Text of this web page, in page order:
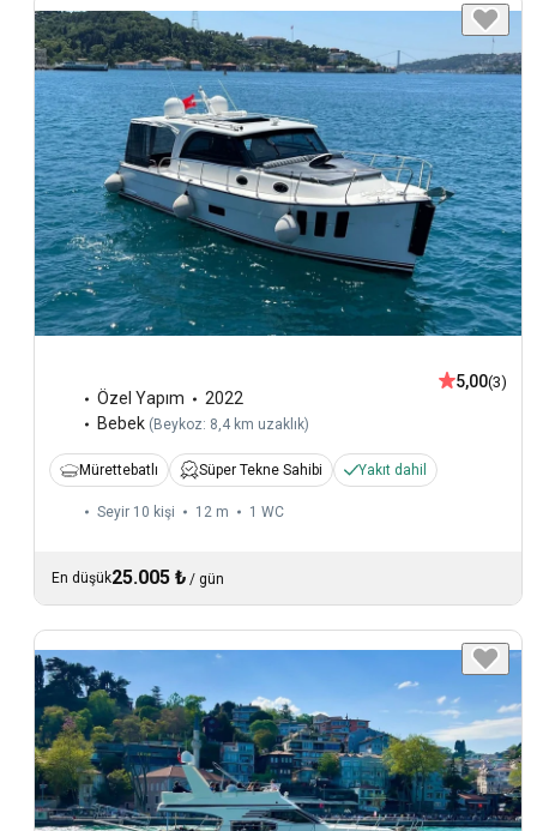
Özel Yapım
2022
Bebek ( Beykoz: 8,4 km uzaklık)
5,00(3)
Mürettebatlı Süper Tekne Sahibi Yakıt dahil
Seyir 10 kişi 12 m 1 WC
En düşük25.005 ₺ / gün